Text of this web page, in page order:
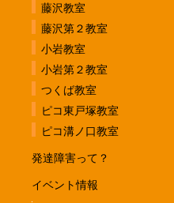
藤沢教室
藤沢第２教室
小岩教室
小岩第２教室
つくば教室
ピコ東戸塚教室
ピコ溝ノ口教室
発達障害って？
イベント情報